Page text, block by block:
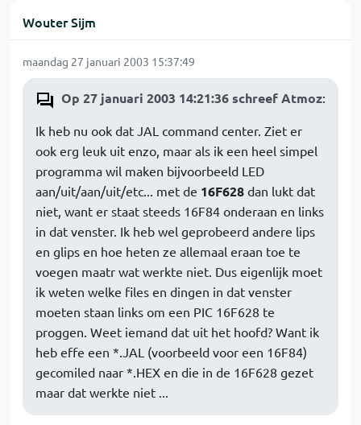
Wouter Sijm
maandag 27 januari 2003 15:37:49
Op 27 januari 2003 14:21:36 schreef Atmoz:
Ik heb nu ook dat JAL command center. Ziet er
ook erg leuk uit enzo, maar als ik een heel simpel
programma wil maken bijvoorbeeld LED
aan/uit/aan/uit/etc... met de 16F628 dan lukt dat
niet, want er staat steeds 16F84 onderaan en links
in dat venster. Ik heb wel geprobeerd andere lips
en glips en hoe heten ze allemaal eraan toe te
voegen maatr wat werkte niet. Dus eigenlijk moet
ik weten welke files en dingen in dat venster
moeten staan links om een PIC 16F628 te
proggen. Weet iemand dat uit het hoofd? Want ik
heb effe een *.JAL (voorbeeld voor een 16F84)
gecomiled naar *.HEX en die in de 16F628 gezet
maar dat werkte niet ...